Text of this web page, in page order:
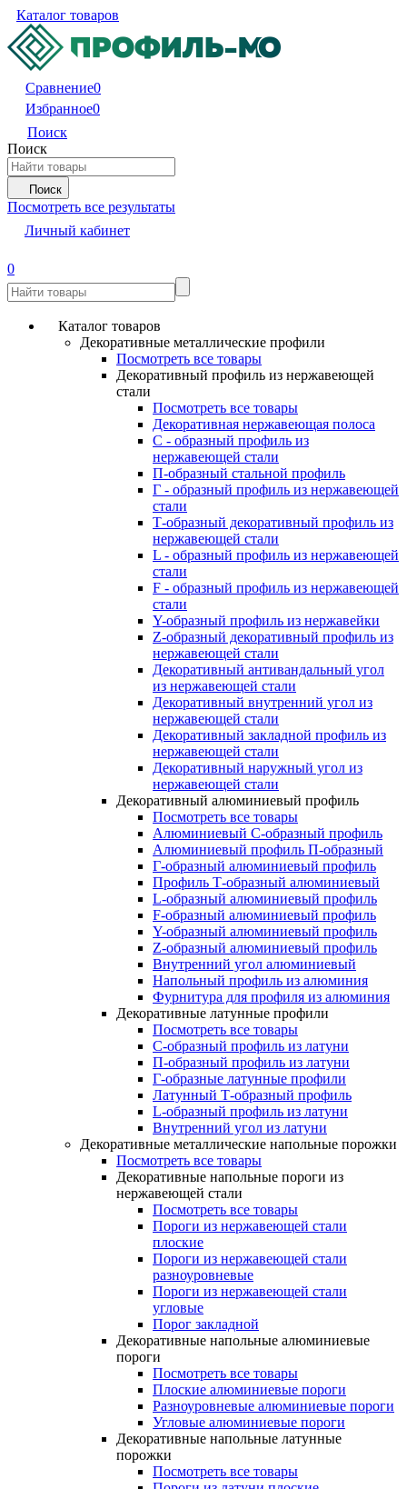
Каталог товаров
Сравнение0
Избранное0
Поиск
Поиск
Поиск
Посмотреть все результаты
Личный кабинет
0
Каталог товаров
Декоративные металлические профили
Посмотреть все товары
Декоративный профиль из нержавеющей
стали
Посмотреть все товары
Декоративная нержавеющая полоса
С - образный профиль из
нержавеющей стали
П-образный стальной профиль
Г - образный профиль из нержавеющей
стали
Т-образный декоративный профиль из
нержавеющей стали
L - образный профиль из нержавеющей
стали
F - образный профиль из нержавеющей
стали
Y-образный профиль из нержавейки
Z-образный декоративный профиль из
нержавеющей стали
Декоративный антивандальный угол
из нержавеющей стали
Декоративный внутренний угол из
нержавеющей стали
Декоративный закладной профиль из
нержавеющей стали
Декоративный наружный угол из
нержавеющей стали
Декоративный алюминиевый профиль
Посмотреть все товары
Алюминиевый С-образный профиль
Алюминиевый профиль П-образный
Г-образный алюминиевый профиль
Профиль Т-образный алюминиевый
L-образный алюминиевый профиль
F-образный алюминиевый профиль
Y-образный алюминиевый профиль
Z-образный алюминиевый профиль
Внутренний угол алюминиевый
Напольный профиль из алюминия
Фурнитура для профиля из алюминия
Декоративные латунные профили
Посмотреть все товары
C-образный профиль из латуни
П-образный профиль из латуни
Г-образные латунные профили
Латунный Т-образный профиль
L-образный профиль из латуни
Внутренний угол из латуни
Декоративные металлические напольные порожки
Посмотреть все товары
Декоративные напольные пороги из
нержавеющей стали
Посмотреть все товары
Пороги из нержавеющей стали
плоские
Пороги из нержавеющей стали
разноуровневые
Пороги из нержавеющей стали
угловые
Порог закладной
Декоративные напольные алюминиевые
пороги
Посмотреть все товары
Плоские алюминиевые пороги
Разноуровневые алюминиевые пороги
Угловые алюминиевые пороги
Декоративные напольные латунные
порожки
Посмотреть все товары